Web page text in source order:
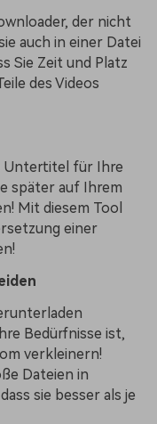
der nicht
auch in einer Datei
Sie Zeit und Platz
des Videos
Untertitel für Ihre
später auf Ihrem
Mit diesem Tool
einer
Bedürfnisse ist,
verkleinern!
Dateien in
sie besser als je